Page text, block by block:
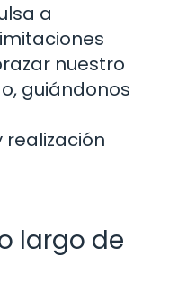
a
nuestro
guiándonos
largo de